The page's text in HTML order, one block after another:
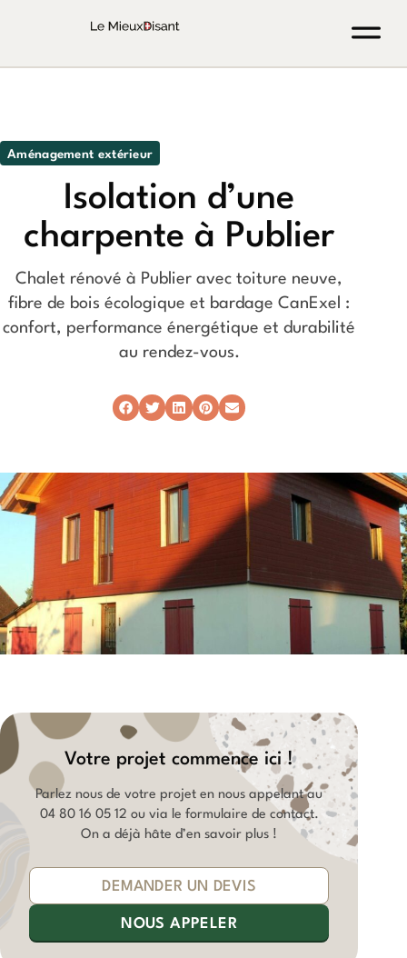
Aménagement extérieur
Isolation d’une
charpente à Publier
Chalet rénové à Publier avec toiture neuve,
fibre de bois écologique et bardage CanExel :
confort, performance énergétique et durabilité
au rendez-vous.
Votre projet commence ici !
Parlez nous de votre projet en nous appelant au
04 80 16 05 12 ou via le formulaire de contact.
On a déjà hâte d’en savoir plus !
DEMANDER UN DEVIS
NOUS APPELER